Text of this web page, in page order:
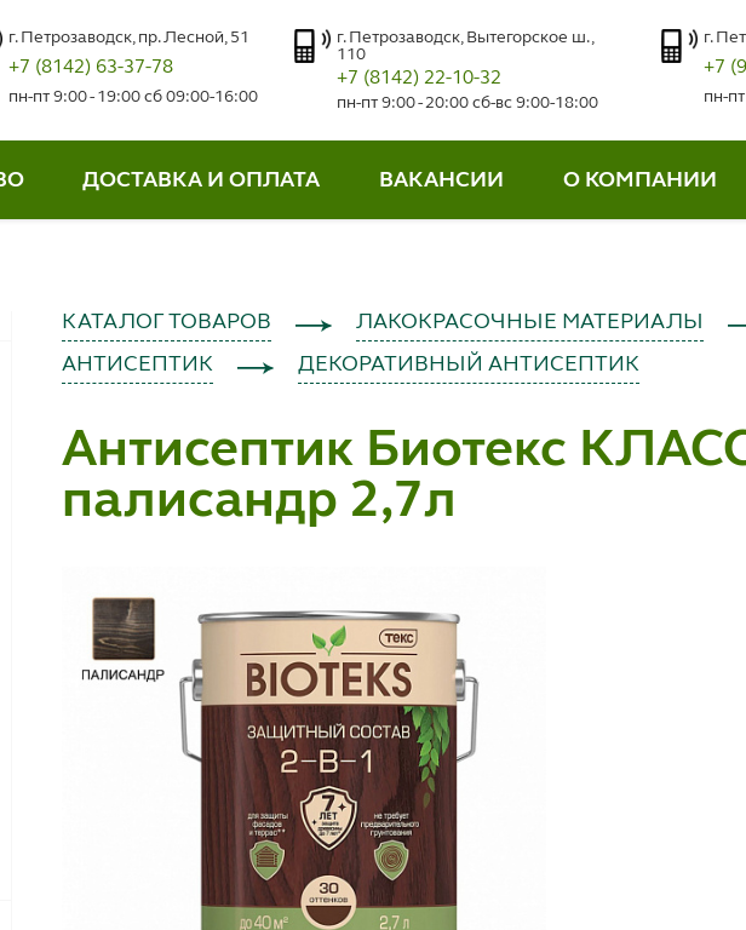
г. Петрозаводск, пр. Лесной, 51
+7 (8142) 63-37-78
пн-пт 9:00 - 19:00 сб 09:00-16:00
г. Петрозаводск, Вытегорское ш.,
110
+7 (8142) 22-10-32
пн-пт 9:00 - 20:00 сб-вс 9:00-18:00
г.
+7
пн-
ДОСТАВКА И ОПЛАТА ВАКАНСИИ О КОМПАНИИ
КАТАЛОГ ТОВАРОВ
ЛАКОКРАСОЧНЫЕ МАТЕРИАЛЫ
АНТИСЕПТИК
ДЕКОРАТИВНЫЙ АНТИСЕПТИК
Антисептик Биотекс
палисандр 2,7л